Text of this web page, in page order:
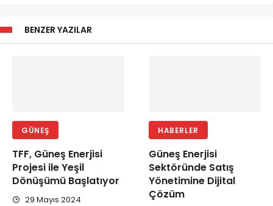
BENZER YAZILAR
GÜNEŞ
TFF, Güneş Enerjisi
Projesi ile Yeşil
Dönüşümü Başlatıyor
29 Mayıs 2024
HABERLER
Güneş Enerjisi
Sektöründe Satış
Yönetimine Dijital
Çözüm